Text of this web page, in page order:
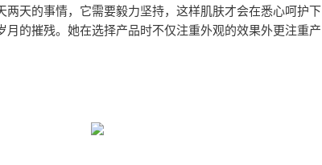
两天的事情，它需要毅力坚持，这样肌肤才会在悉心呵护下
月的摧残。她在选择产品时不仅注重外观的效果外更注重产